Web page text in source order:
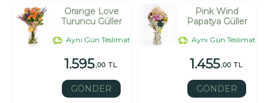
Orange Love
Turuncu Güller
Aynı Gün Teslimat
1.595,00 TL
GÖNDER
Pink Wind
Papatya Güller
Aynı Gün Teslimat
1.455,00 TL
GÖNDER